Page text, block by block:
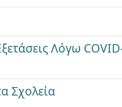
Λόγω
Σχολεία